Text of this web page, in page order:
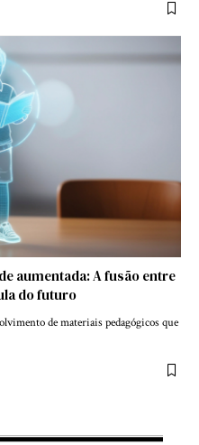
aumentada: A fusão entre
do futuro
de materiais pedagógicos que